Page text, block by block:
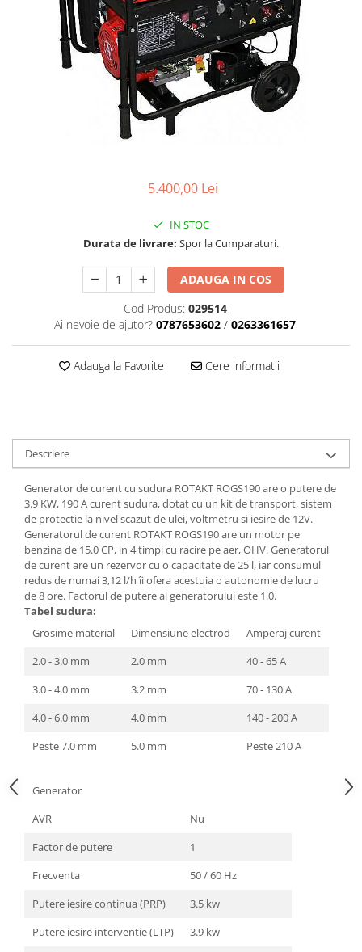
Carcasa ambreiaj
Carcasa demaror
Carter/Sasiu
Pompa ulei
Rezervor carburant
Rulmenti
5.400,00 Lei
IN STOC
Durata de livrare: Spor la Cumparaturi.
ADAUGA IN COS
Cod Produs: 029514
Ai nevoie de ajutor? 0787653602 / 0263361657
Adauga la Favorite Cere informatii
Descriere
Generator de curent cu sudura ROTAKT ROGS190 are o putere de
3.9 KW, 190 A curent sudura, dotat cu un kit de transport, sistem
de protectie la nivel scazut de ulei, voltmetru si iesire de 12V.
Generatorul de curent ROTAKT ROGS190 are un motor pe
benzina de 15.0 CP, in 4 timpi cu racire pe aer, OHV. Generatorul
de curent are un rezervor cu o capacitate de 25 l, iar consumul
redus de numai 3,12 l/h îi ofera acestuia o autonomie de lucru
de 8 ore. Factorul de putere al generatorului este 1.0.
Tabel sudura:
Grosime material
Dimensiune electrod
Amperaj curent
2.0 - 3.0 mm
2.0 mm
40 - 65 A
3.0 - 4.0 mm
3.2 mm
70 - 130 A
4.0 - 6.0 mm
4.0 mm
140 - 200 A
Peste 7.0 mm
5.0 mm Peste 210 A
Generator
AVR
Nu
Factor de putere
1
Frecventa
50 / 60 Hz
Putere iesire continua (PRP)
3.5 kw
Putere iesire interventie (LTP)
3.9 kw